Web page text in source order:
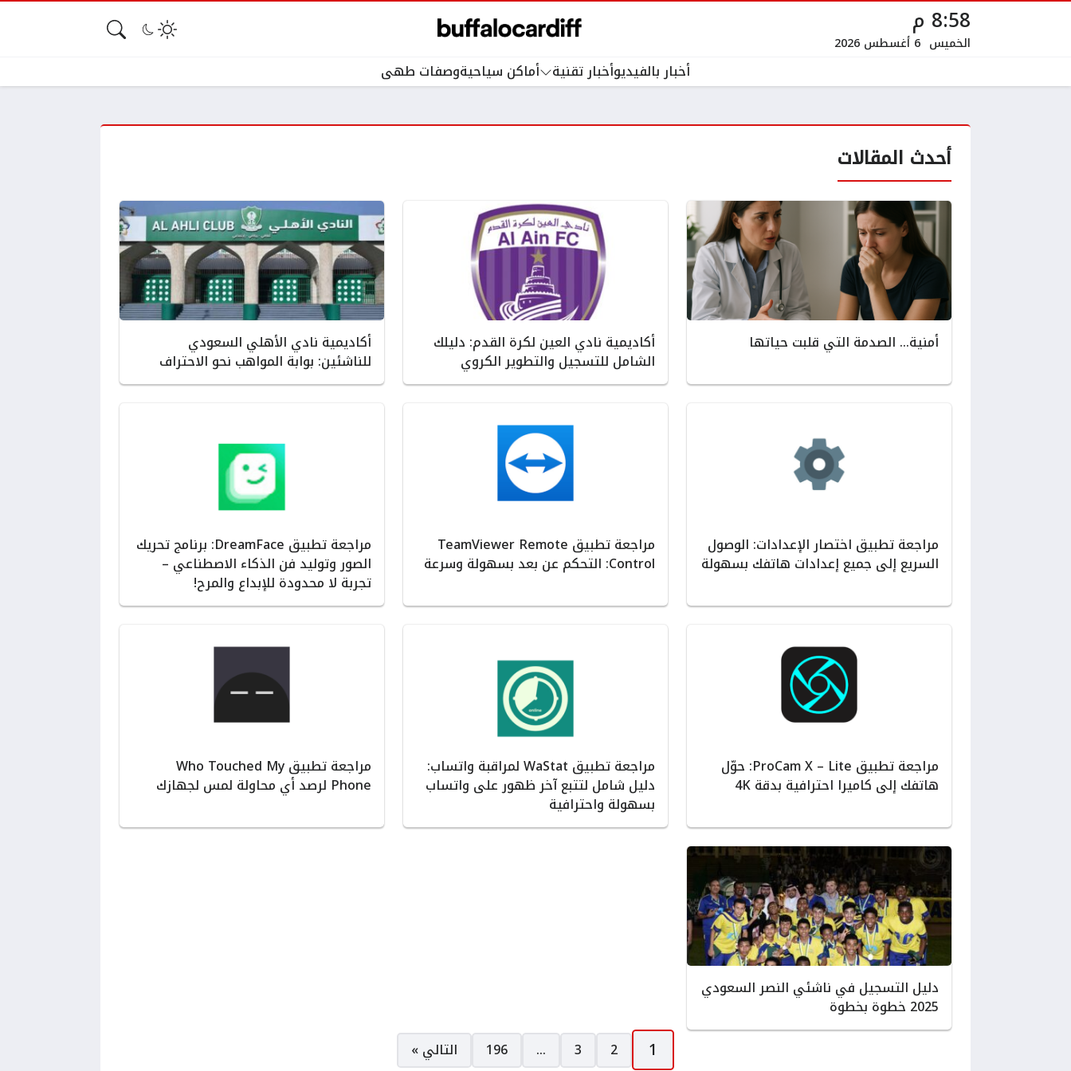
8:58 م
الخميس 6 أغسطس 2026
أخبار بالفيديوأخبار تقنية أماكن سياحيةوصفات طهى
أحدث المقالات
أمنية… الصدمة التي قلبت حياتها أكاديمية نادي العين لكرة القدم: دليلك
الشامل للتسجيل والتطوير الكروي
أكاديمية نادي الأهلي السعودي
للناشئين: بوابة المواهب نحو الاحتراف
مراجعة تطبيق اختصار الإعدادات: الوصول
السريع إلى جميع إعدادات هاتفك بسهولة
مراجعة تطبيق TeamViewer Remote
Control: التحكم عن بعد بسهولة وسرعة
مراجعة تطبيق DreamFace: برنامج تحريك
الصور وتوليد فن الذكاء الاصطناعي –
تجربة لا محدودة للإبداع والمرح!
مراجعة تطبيق ProCam X – Lite: حوّل
هاتفك إلى كاميرا احترافية بدقة 4K
مراجعة تطبيق WaStat لمراقبة واتساب:
دليل شامل لتتبع آخر ظهور على واتساب
بسهولة واحترافية
مراجعة تطبيق Who Touched My
Phone لرصد أي محاولة لمس لجهازك
دليل التسجيل في ناشئي النصر السعودي
2025 خطوة بخطوة
صفحات:
1
2
3
…
196 التالي »